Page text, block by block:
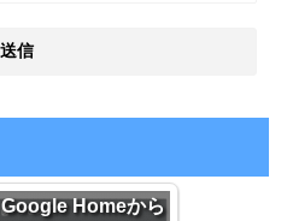
Google Homeから